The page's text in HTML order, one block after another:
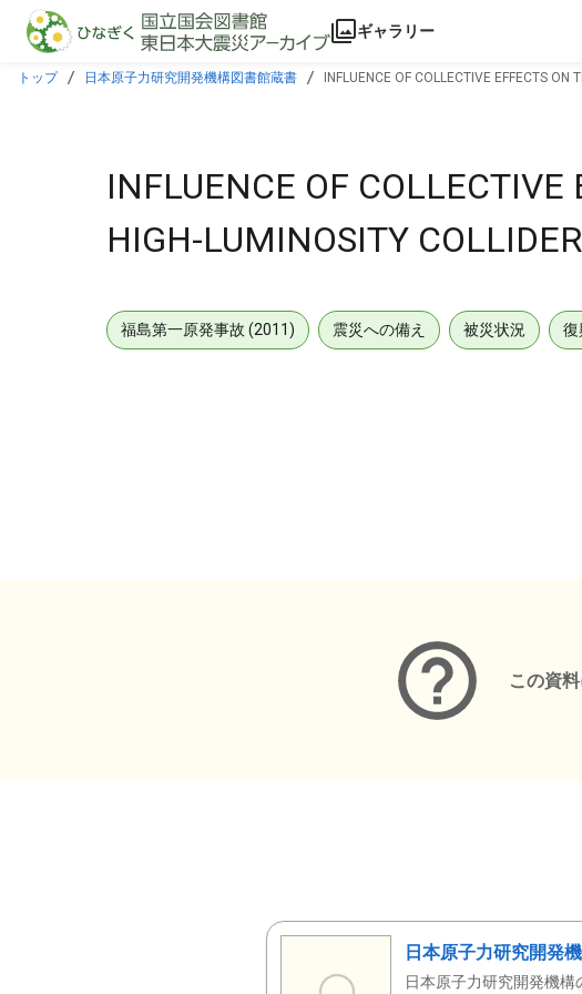
本文に飛ぶ
ギャラリー
トップ 日本原子力研究開発機構図書館蔵書 INFLUENCE OF COLLECTIVE EFFECTS ON
INFLUENCE OF
HIGH-LUMINOSITY
福島第一原発事故 (2011) 震災への備え 被災状況 復
この資
日本原子力研究開発
日本原子力研究開発機構